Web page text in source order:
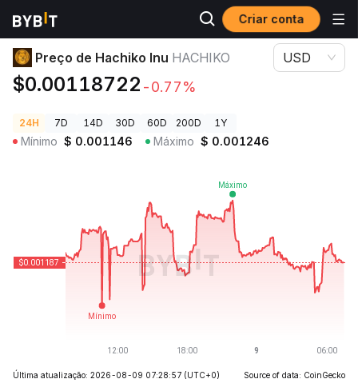
Criar conta
Preços de Criptomoedas Preço de Hachiko Inu HACHIKO
Preço de Hachiko Inu HACHIKO
$0.00118722 -0.77%
USD
24H 7D 14D 30D 60D 200D 1Y
Mínimo $ 0.001146 Máximo $ 0.001246
Última atualização: 2026-08-09 07:28:57 (UTC+0) Source of data: CoinGecko